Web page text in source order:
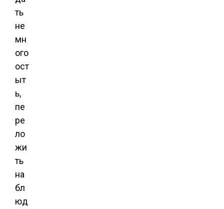
ть
не
мн
ого
ост
ыт
ь,
пе
ре
ло
жи
ть
на
бл
юд